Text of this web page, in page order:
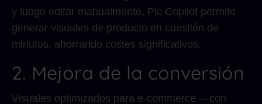
y luego editar manualmente, Pic Copilot permite
generar visuales de producto en cuestión de
minutos, ahorrando costes significativos.
2. Mejora de la conversión
Visuales optimizados para e-commerce —con